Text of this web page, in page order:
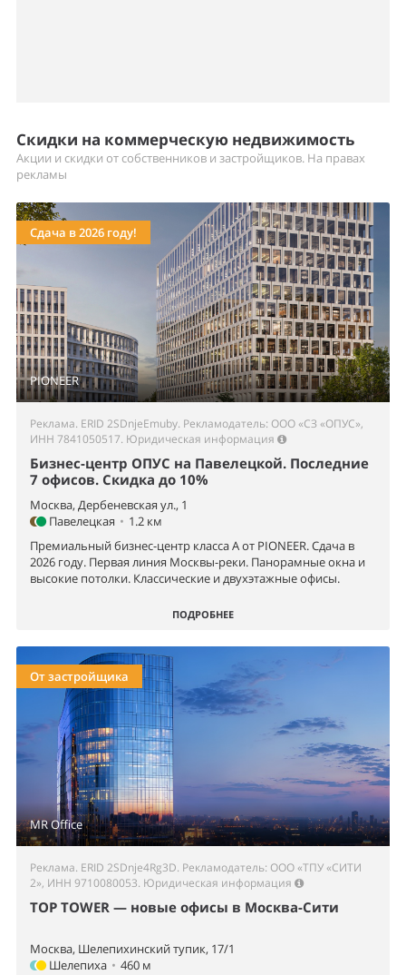
Скидки на коммерческую недвижимость
Акции и скидки от собственников и застройщиков. На правах
рекламы
PIONEER
Сдача в 2026 году!
Реклама. ERID 2SDnjeEmuby. Рекламодатель: ООО «СЗ «ОПУС»,
ИНН 7841050517. Юридическая информация
Бизнес-центр ОПУС на Павелецкой. Последние
7 офисов. Скидка до 10%
Москва, Дербеневская ул., 1
Павелецкая • 1.2 км
Премиальный бизнес-центр класса А от PIONEER. Сдача в
2026 году. Первая линия Москвы-реки. Панорамные окна и
высокие потолки. Классические и двухэтажные офисы.
ПОДРОБНЕЕ
MR Office
От застройщика
Реклама. ERID 2SDnje4Rg3D. Рекламодатель: ООО «ТПУ «СИТИ
2», ИНН 9710080053. Юридическая информация
TOP TOWER — новые офисы в Москва-Сити
Москва, Шелепихинский тупик, 17/1
Шелепиха • 460 м